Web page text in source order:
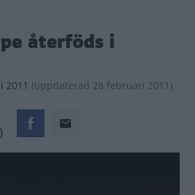
återföds i
2011 (uppdaterad 28 februari 2011)